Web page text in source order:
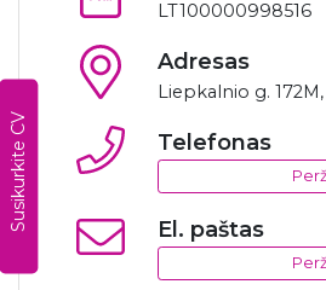
Susikurkite CV
LT100000998516
Adresas
Liepkalnio g.
Telefonas
El. paštas